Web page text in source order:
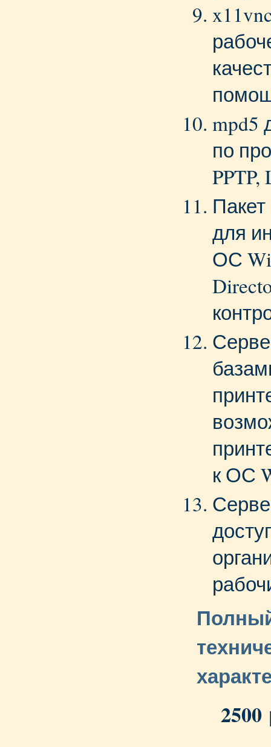
mpd5
по
PPTP,
для
ОС
к ОС